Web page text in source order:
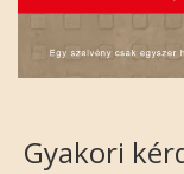
Gyakori